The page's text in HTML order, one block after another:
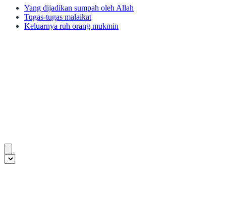
Yang dijadikan sumpah oleh Allah
Tugas-tugas malaikat
Keluarnya ruh orang mukmin